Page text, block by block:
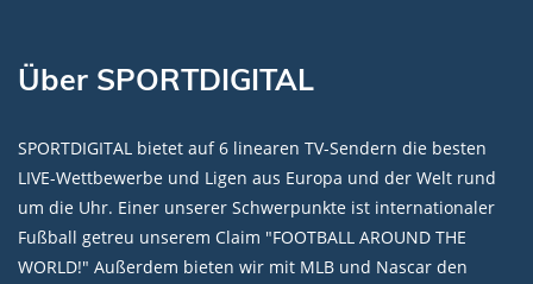
Über SPORTDIGITAL
SPORTDIGITAL bietet auf 6 linearen TV-Sendern die besten
LIVE-Wettbewerbe und Ligen aus Europa und der Welt rund
um die Uhr. Einer unserer Schwerpunkte ist internationaler
Fußball getreu unserem Claim "FOOTBALL AROUND THE
WORLD!" Außerdem bieten wir mit MLB und Nascar den